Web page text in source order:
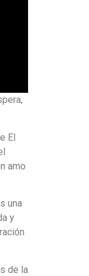
El
amo
una
y
de la